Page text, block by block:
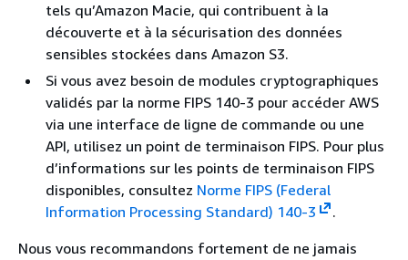
tels qu’Amazon Macie, qui contribuent à la
découverte et à la sécurisation des données
sensibles stockées dans Amazon S3.
Si vous avez besoin de modules cryptographiques
validés par la norme FIPS 140-3 pour accéder AWS
via une interface de ligne de commande ou une
API, utilisez un point de terminaison FIPS. Pour plus
d’informations sur les points de terminaison FIPS
disponibles, consultez Norme FIPS (Federal
Information Processing Standard) 140-3
.
Nous vous recommandons fortement de ne jamais